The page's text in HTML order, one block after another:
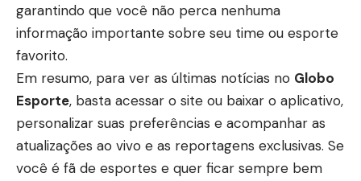
garantindo que você não perca nenhuma
informação importante sobre seu time ou esporte
favorito.
Em resumo, para ver as últimas notícias no Globo
Esporte, basta acessar o site ou baixar o aplicativo,
personalizar suas preferências e acompanhar as
atualizações ao vivo e as reportagens exclusivas. Se
você é fã de esportes e quer ficar sempre bem